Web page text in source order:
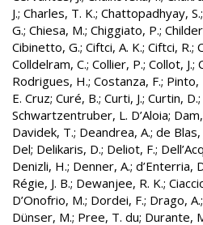
J.; Charles, T. K.; Chattopadhyay, S.;
G.; Chiesa, M.; Chiggiato, P.;
Cibinetto, G.; Ciftci, A. K.; Ciftci, R.;
Colldelram, C.; Collier, P.; Collot, J.;
Rodrigues, H.; Costanza, F.; Pinto,
E. Cruz; Curé, B.; Curti, J.; Curtin, D.;
Schwartzentruber, L. D’Aloia;
Davidek, T.; Deandrea, A.; de Blas,
Del; Delikaris, D.; Deliot, F.;
Denizli, H.; Denner, A.; d’Enterria,
Régie, J. B.; Dewanjee, R. K.;
D’Onofrio, M.; Dordei, F.; Drago, A.;
Dünser, M.; Pree, T. du; Durante,